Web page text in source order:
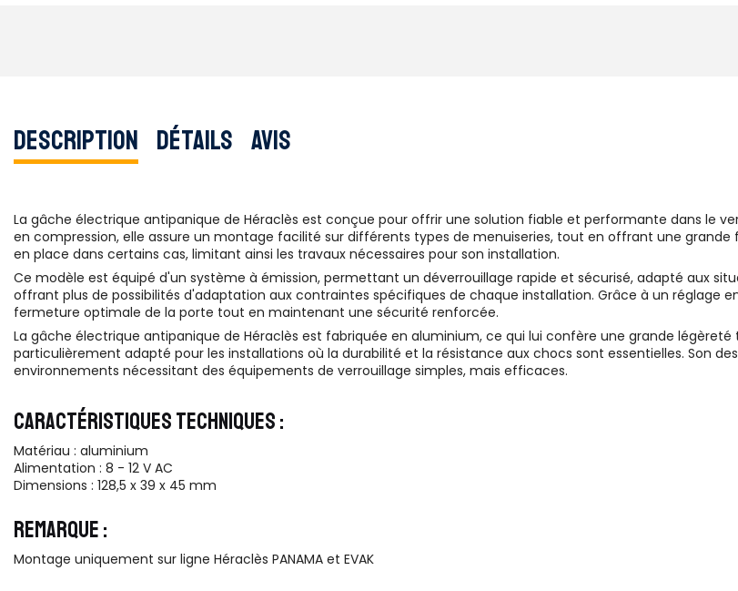
Description Détails Avis
La gâche électrique antipanique de Héraclès est conçue pour offrir une solution fiable et performante dans le
en compression, elle assure un montage facilité sur différents types de menuiseries, tout en offrant une
en place dans certains cas, limitant ainsi les travaux nécessaires pour son installation.
Ce modèle est équipé d'un système à émission, permettant un déverrouillage rapide et sécurisé, adapté aux
offrant plus de possibilités d'adaptation aux contraintes spécifiques de chaque installation. Grâce à un réglage
fermeture optimale de la porte tout en maintenant une sécurité renforcée.
La gâche électrique antipanique de Héraclès est fabriquée en aluminium, ce qui lui confère une grande
particulièrement adapté pour les installations où la durabilité et la résistance aux chocs sont essentielles. Son
environnements nécessitant des équipements de verrouillage simples, mais efficaces.
CARACTÉRISTIQUES TECHNIQUES :
Matériau : aluminium
Alimentation : 8 - 12 V AC
Dimensions : 128,5 x 39 x 45 mm
REMARQUE :
Montage uniquement sur ligne Héraclès PANAMA et EVAK